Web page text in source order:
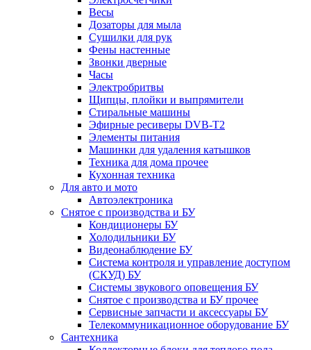
Весы
Дозаторы для мыла
Сушилки для рук
Фены настенные
Звонки дверные
Часы
Электробритвы
Щипцы, плойки и выпрямители
Стиральные машины
Эфирные ресиверы DVB-T2
Элементы питания
Машинки для удаления катышков
Техника для дома прочее
Кухонная техника
Для авто и мото
Автоэлектроника
Снятое с производства и БУ
Кондиционеры БУ
Холодильники БУ
Видеонаблюдение БУ
Система контроля и управление доступом
(СКУД) БУ
Системы звукового оповещения БУ
Снятое с производства и БУ прочее
Сервисные запчасти и аксессуары БУ
Телекоммуникационное оборудование БУ
Сантехника